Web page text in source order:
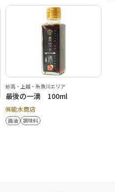
妙高・上越・糸魚川エリア
最後の一滴 100ml
㈱能水商店
醤油 調味料